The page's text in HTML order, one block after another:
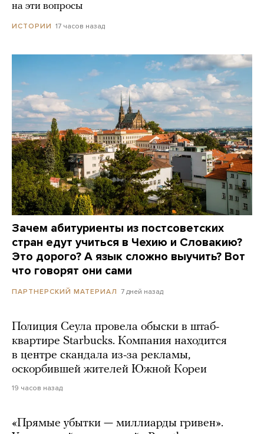
на эти вопросы
ИСТОРИИ 17 часов назад
Зачем абитуриенты из постсоветских
стран едут учиться в Чехию и Словакию?
Это дорого? А язык сложно выучить? Вот
что говорят они сами
ПАРТНЕРСКИЙ МАТЕРИАЛ 7 дней назад
Полиция Сеула провела обыски в штаб-
квартире Starbucks. Компания находится
в центре скандала из-за рекламы,
оскорбившей жителей Южной Кореи
19 часов назад
«Прямые убытки — миллиарды гривен».